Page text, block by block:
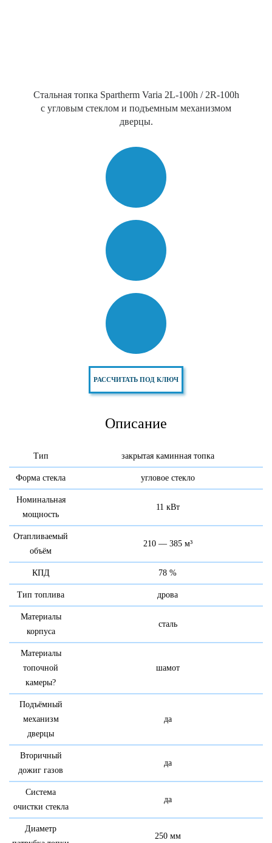
Стальная топка Spartherm Varia 2L-100h / 2R-100h
с угловым стеклом и подъемным механизмом
дверцы.
РАССЧИТАТЬ ПОД КЛЮЧ
Описание
Тип закрытая каминная топка
Форма стекла угловое стекло
Номинальная
мощность
11 кВт
Отапливаемый
объём
210 — 385 м³
КПД 78 %
Тип топлива дрова
Материалы
корпуса
сталь
Материалы
топочной
камеры?
шамот
Подъёмный
механизм
дверцы
да
Вторичный
дожиг газов
да
Система
очистки стекла
да
Диаметр
250 мм